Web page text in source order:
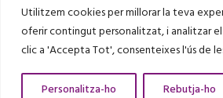
Utilitzem cookies per millorar la teva
oferir contingut personalitzat, i analitzar
clic a 'Accepta Tot', consenteixes l'ús de
Personalitza-ho Rebutja-ho